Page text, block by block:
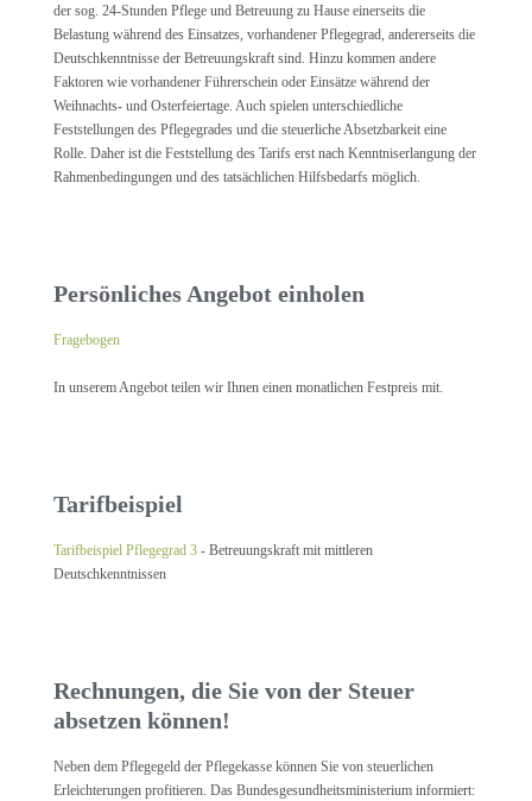
der sog. 24-Stunden Pflege und Betreuung zu Hause einerseits die
Belastung während des Einsatzes, vorhandener Pflegegrad, andererseits die
Deutschkenntnisse der Betreuungskraft sind. Hinzu kommen andere
Faktoren wie vorhandener Führerschein oder Einsätze während der
Weihnachts- und Osterfeiertage. Auch spielen unterschiedliche
Feststellungen des Pflegegrades und die steuerliche Absetzbarkeit eine
Rolle. Daher ist die Feststellung des Tarifs erst nach Kenntniserlangung der
Rahmenbedingungen und des tatsächlichen Hilfsbedarfs möglich.
Persönliches Angebot einholen
Fragebogen
In unserem Angebot teilen wir Ihnen einen monatlichen Festpreis mit.
Tarifbeispiel
Tarifbeispiel Pflegegrad 3 - Betreuungskraft mit mittleren
Deutschkenntnissen
Rechnungen, die Sie von der Steuer
absetzen können!
Neben dem Pflegegeld der Pflegekasse können Sie von steuerlichen
Erleichterungen profitieren. Das Bundesgesundheitsministerium informiert: